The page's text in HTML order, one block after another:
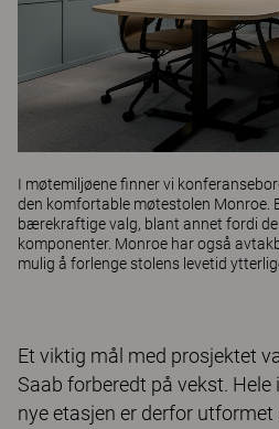
I møtemiljøene finner vi
den komfortable møtestolen Monroe.
bærekraftige valg, blant annet fordi
komponenter. Monroe har også
mulig å forlenge stolens levetid
Et viktig mål med prosjektet
Saab forberedt på vekst.
nye etasjen er derfor